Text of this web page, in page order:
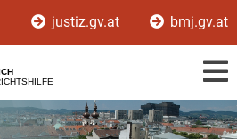
justiz.gv.at bmj.gv.at